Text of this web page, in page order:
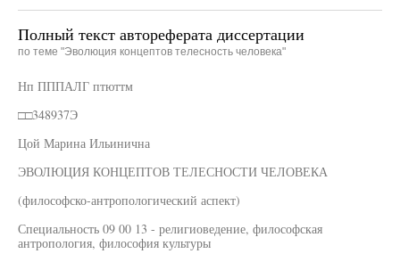
Полный текст автореферата диссертации
по теме "Эволюция концептов телесность человека"
Нп ПППАЛГ птюттм
□□348937Э
Цой Марина Ильинична
ЭВОЛЮЦИЯ КОНЦЕПТОВ ТЕЛЕСНОСТИ ЧЕЛОВЕКА
(философско-антропологический аспект)
Специальность 09 00 13 - религиоведение, философская
антропология, философия культуры